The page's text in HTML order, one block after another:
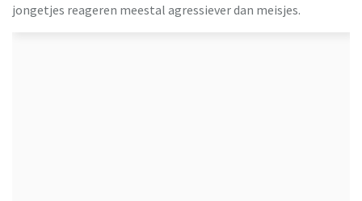
jongetjes reageren meestal agressiever dan meisjes.